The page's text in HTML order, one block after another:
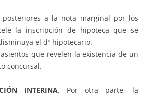
posteriores a la nota marginal por los
la inscripción de hipoteca que se
el dº hipotecario.
que revelen la existencia de un
concursal.
INTERINA. Por otra parte, la